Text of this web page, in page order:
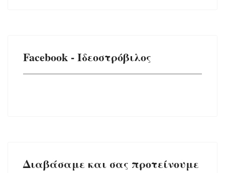
Facebook - Ιδεοστρόβιλος
Διαβάσαμε και σας προτείνουμε